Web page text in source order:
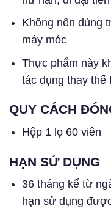
Không nên dùng
máy móc
Thực phẩm này
tác dụng thay thế
QUY CÁCH
Hộp 1 lọ 60 viên
HẠN SỬ DỤNG
36 tháng kể từ
hạn sử dụng